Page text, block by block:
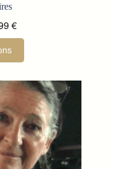
€Plage
de
20,99 €
à
199,99 €